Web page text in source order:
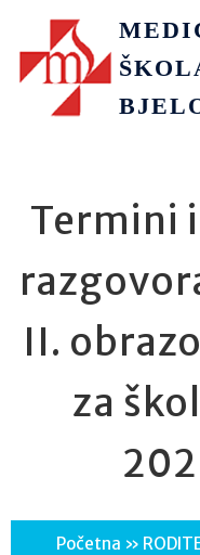
Termini
II.
za
Početna »